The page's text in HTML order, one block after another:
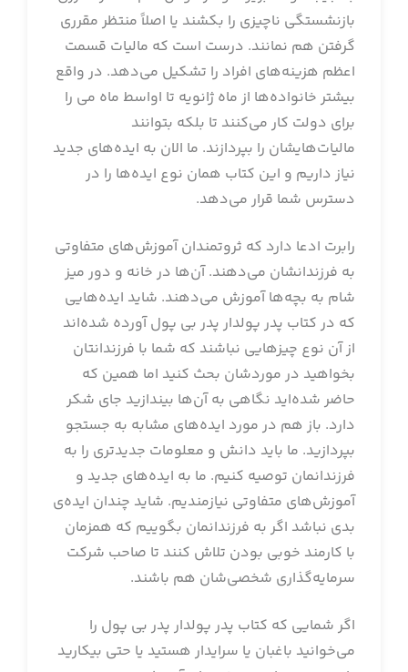
بازنشستگی ناچیزی را بکشند یا اصلاً منتظر مقرری
گرفتن هم نمانند. درست است که مالیات قسمت
اعظم هزینه‌های افراد را تشکیل می‌دهد. در واقع
بیشتر خانواده‌ها از ماه ژانویه تا اواسط ماه می را
برای دولت کار می‌کنند تا بلکه بتوانند
مالیات‌هایشان را بپردازند. ما الان به ایده‌های جدید
نیاز داریم و این کتاب همان نوع ایده‌ها را در
دسترس شما قرار می‌دهد.
رابرت ادعا دارد که ثروتمندان آموزش‌های متفاوتی
به فرزندانشان می‌دهند. آن‌ها در خانه و دور میز
شام به بچه‌ها آموزش می‌دهند. شاید ایده‌هایی
که در کتاب پدر پولدار پدر بی پول آورده شده‌اند
از آن نوع چیزهایی نباشند که شما با فرزندانتان
بخواهید در موردشان بحث کنید اما همین که
حاضر شده‌اید نگاهی به آن‌ها بیندازید جای شکر
دارد. باز هم در مورد ایده‌های مشابه به جستجو
بپردازید. ما باید دانش و معلومات جدیدتری را به
فرزندانمان توصیه کنیم. ما به ایده‌های جدید و
آموزش‌های متفاوتی نیازمندیم. شاید چندان ایده‌ی
بدی نباشد اگر به فرزندانمان بگوییم که همزمان
با کارمند خوبی بودن تلاش کنند تا صاحب شرکت
سرمایه‌گذاری شخصی‌شان هم باشند.
اگر شمایی که کتاب پدر پولدار پدر بی پول را
می‌خوانید باغبان یا سرایدار هستید یا حتی بیکارید